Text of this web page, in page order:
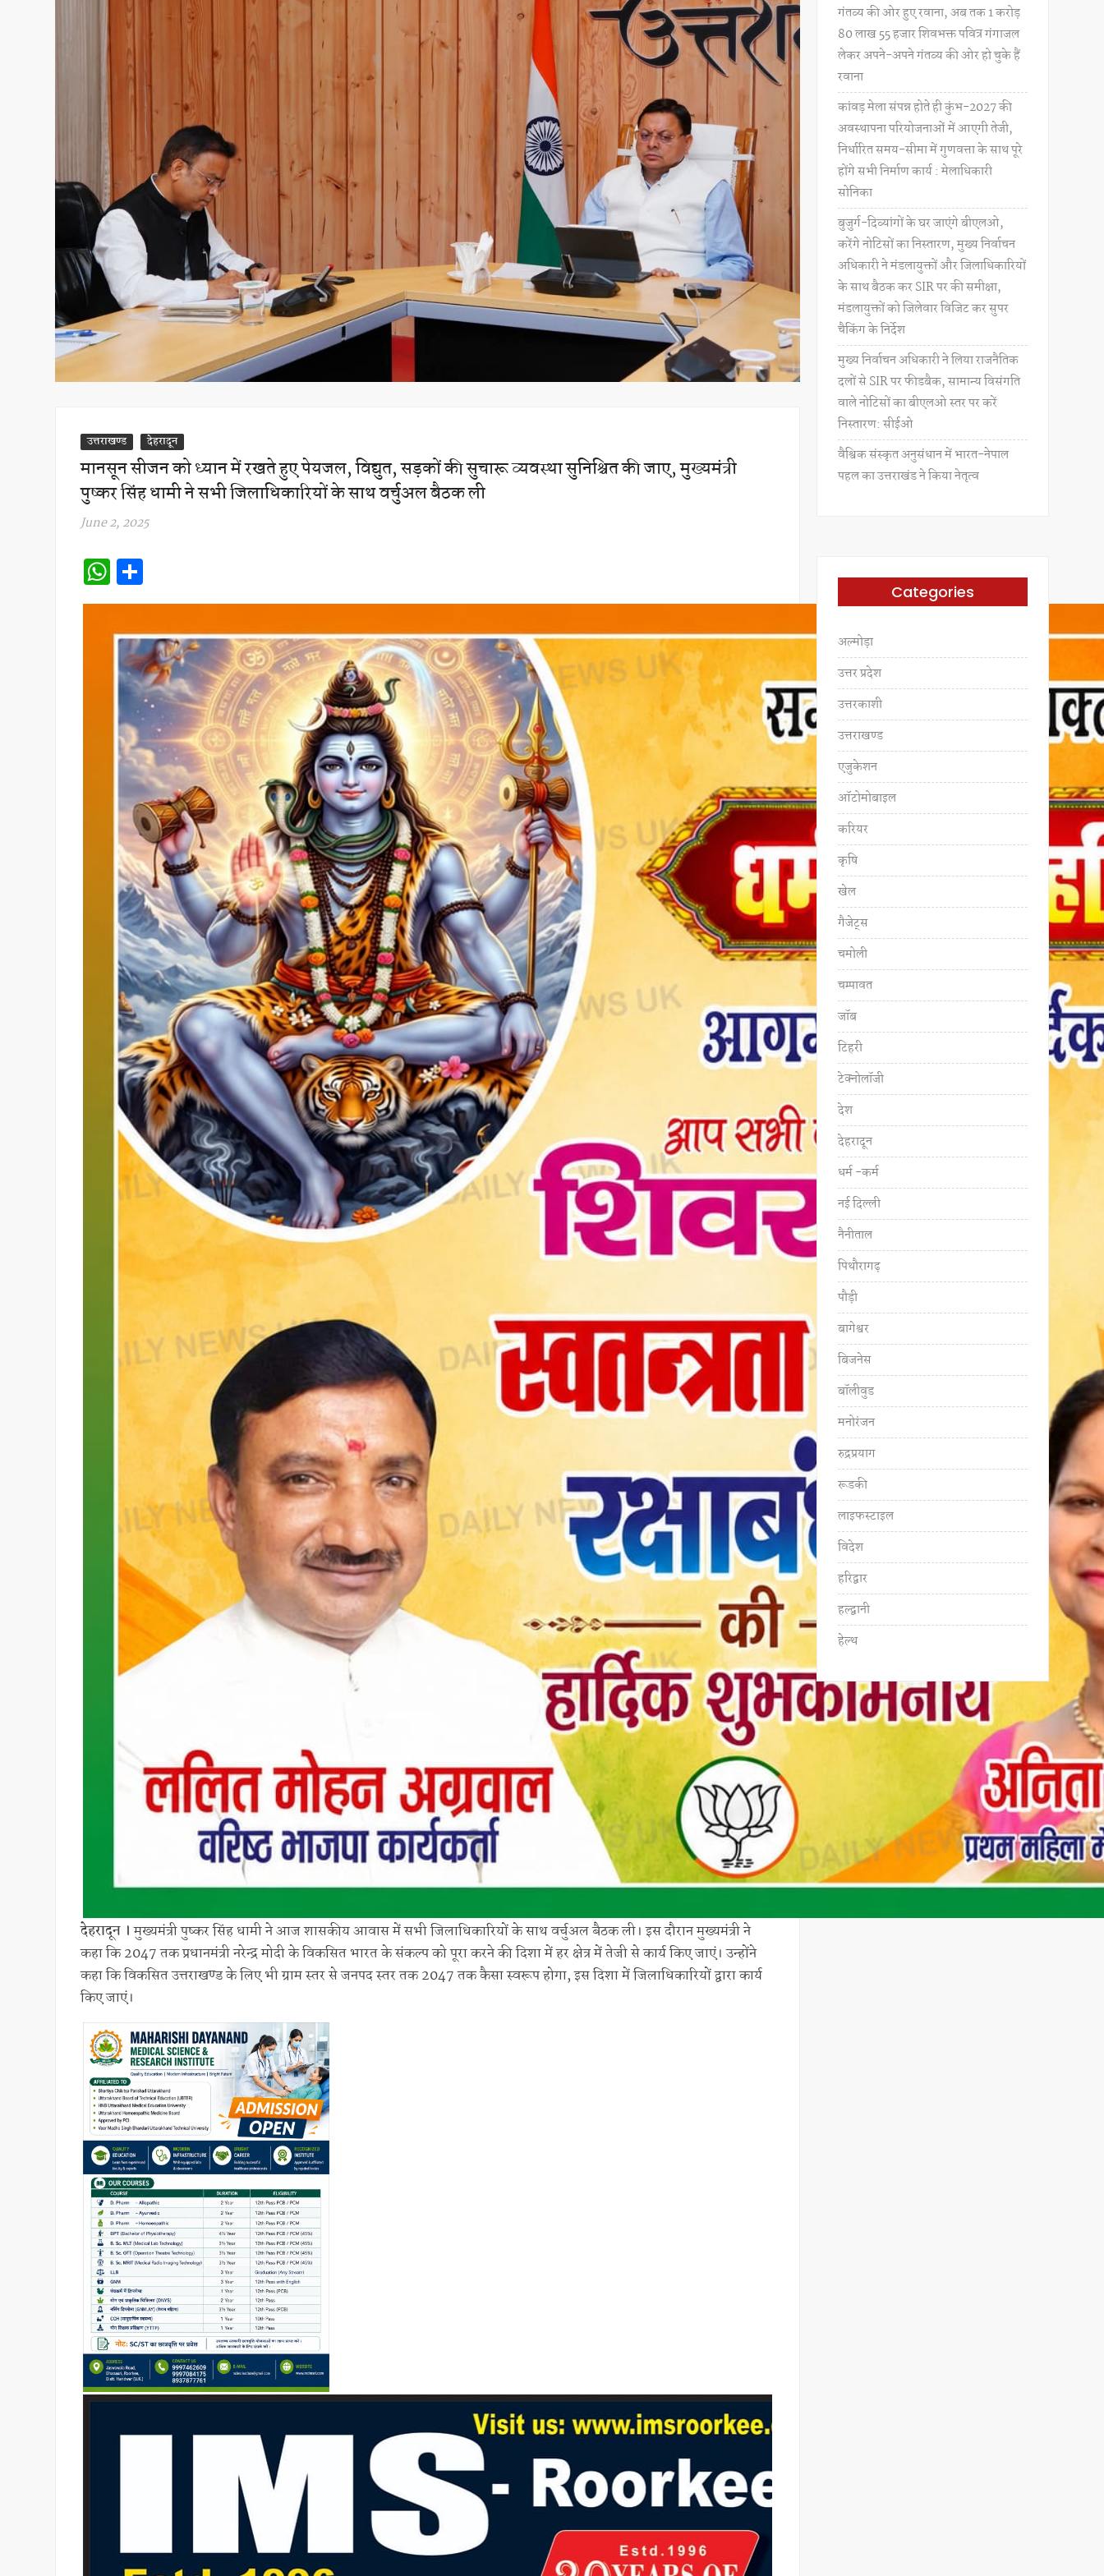
उत्तराखण्ड देहरादून
मानसून सीजन को ध्यान में रखते हुए पेयजल, विद्युत, सड़कों की सुचारू व्यवस्था सुनिश्चित की जाए, मुख्यमंत्री
पुष्कर सिंह धामी ने सभी जिलाधिकारियों के साथ वर्चुअल बैठक ली
June 2, 2025
W
h
at
s
A
p
p
h
ar
e
देहरादून ।मुख्यमंत्री पुष्कर सिंह धामी ने आज शासकीय आवास में सभी जिलाधिकारियों के साथ वर्चुअल बैठक ली। इस दौरान मुख्यमंत्री ने
कहा कि 2047 तक प्रधानमंत्री नरेन्द्र मोदी के विकसित भारत के संकल्प को पूरा करने की दिशा में हर क्षेत्र में तेजी से कार्य किए जाएं। उन्होंने
कहा कि विकसित उत्तराखण्ड के लिए भी ग्राम स्तर से जनपद स्तर तक 2047 तक कैसा स्वरूप होगा, इस दिशा में जिलाधिकारियों द्वारा कार्य
किए जाएं।
गंतव्य की ओर हुए रवाना, अब तक 1 करोड़
80 लाख 55 हजार शिवभक्त पवित्र गंगाजल
लेकर अपने-अपने गंतव्य की ओर हो चुके हैं
रवाना
कांवड़ मेला संपन्न होते ही कुंभ-2027 की
अवस्थापना परियोजनाओं में आएगी तेजी,
निर्धारित समय-सीमा में गुणवत्ता के साथ पूरे
होंगे सभी निर्माण कार्य : मेलाधिकारी
सोनिका
बुजुर्ग-दिव्यांगों के घर जाएंगे बीएलओ,
करेंगे नोटिसों का निस्तारण, मुख्य निर्वाचन
अधिकारी ने मंडलायुक्तों और जिलाधिकारियों
के साथ बैठक कर SIR पर की समीक्षा,
मंडलायुक्तों को जिलेवार विजिट कर सुपर
चैकिंग के निर्देश
मुख्य निर्वाचन अधिकारी ने लिया राजनैतिक
दलों से SIR पर फीडबैक, सामान्य विसंगति
वाले नोटिसों का बीएलओ स्तर पर करें
निस्तारण: सीईओ
वैश्विक संस्कृत अनुसंधान में भारत-नेपाल
पहल का उत्तराखंड ने किया नेतृत्व
Categories
अल्मोड़ा
उत्तर प्रदेश
उत्तरकाशी
उत्तराखण्ड
एजुकेशन
ऑटोमोबाइल
करियर
कृषि
खेल
गैजेट्स
चमोली
चम्पावत
जॉब
टिहरी
टेक्नोलॉजी
देश
देहरादून
धर्म -कर्म
नई दिल्ली
नैनीताल
पिथौरागढ़
पौड़ी
बागेश्वर
बिजनेस
बॉलीवुड
मनोरंजन
रुद्रप्रयाग
रूडकी
लाइफस्टाइल
विदेश
हरिद्वार
हल्द्वानी
हेल्थ